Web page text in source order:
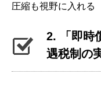
圧縮も視野に入れる
2. 「即時
遇税制の